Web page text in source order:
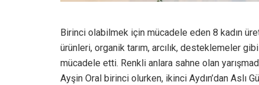
Birinci olabilmek için mücadele eden 8 kadın
ürünleri, organik tarım, arcılık, desteklemeler
mücadele etti. Renkli anlara sahne olan
Ayşin Oral birinci olurken, ikinci Aydın’dan Aslı